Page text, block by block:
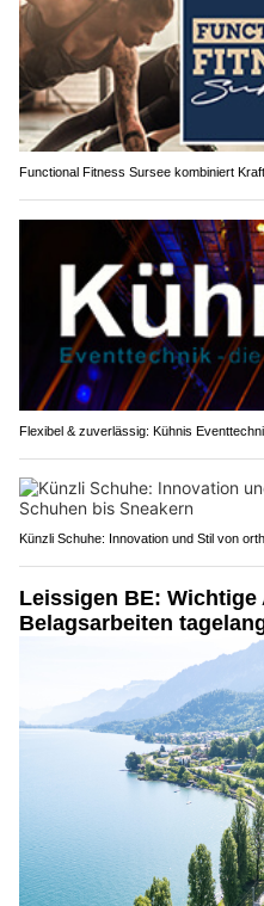
Functional Fitness Sursee kombiniert
Flexibel & zuverlässig: Kühnis
Künzli Schuhe: Innovation und Stil von
Leissigen BE:
Belagsarbeiten